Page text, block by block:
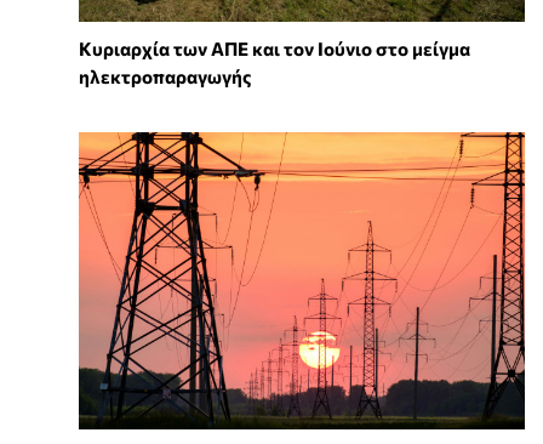
Κυριαρχία των ΑΠΕ και τον Ιούνιο στο μείγμα
ηλεκτροπαραγωγής